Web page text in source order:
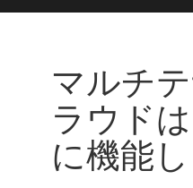
シングルテナ
メリット
セキュリティ
マルチ
ラウド
に機能